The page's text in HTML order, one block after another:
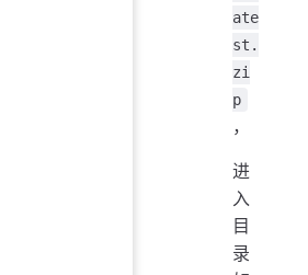
ate
st.
zi
p
，
进
入
目
录